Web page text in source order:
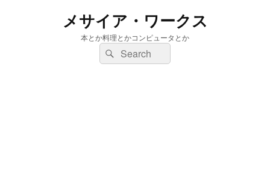
メサイア・ワークス
本とか料理とかコンピュータとか
検
索:
検
索